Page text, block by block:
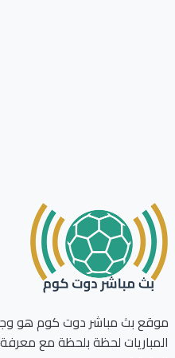
بث مباشر دوت كوم هو وجهتك
لحظة بلحظة مع معرفة